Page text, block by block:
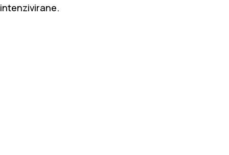
intenzivirane.